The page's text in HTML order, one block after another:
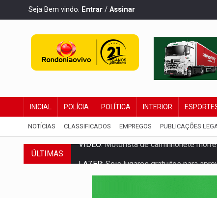
Seja Bem vindo. Entrar / Assinar
INICIAL POLÍCIA POLÍTICA INTERIOR
NOTÍCIAS CLASSIFICADOS EMPREGOS PUBLICAÇÕES
ÚLTIMAS
VÍDEO:FTICCO e Força Tática